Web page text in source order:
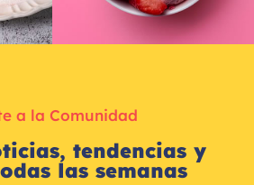
a la Comunidad
tendencias y
las semanas